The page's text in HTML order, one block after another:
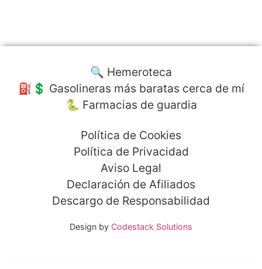
🔍 Hemeroteca
⛽️💲 Gasolineras más baratas cerca de mí
🐍 Farmacias de guardia
Política de Cookies
Política de Privacidad
Aviso Legal
Declaración de Afiliados
Descargo de Responsabilidad
Design by Codestack Solutions